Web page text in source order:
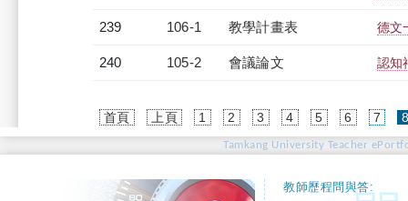
239 106-1 教學計畫表 德文
240 105-2 會議論文 認知
首頁 上頁 1 2 3 4 5 6 7
Tamkang University Teacher
教師歷程問與答: